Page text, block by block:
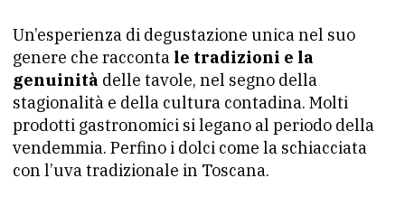
Un’esperienza di degustazione unica nel suo
genere che racconta le tradizioni e la
genuinità delle tavole, nel segno della
stagionalità e della cultura contadina. Molti
prodotti gastronomici si legano al periodo della
vendemmia. Perfino i dolci come la schiacciata
con l’uva tradizionale in Toscana.